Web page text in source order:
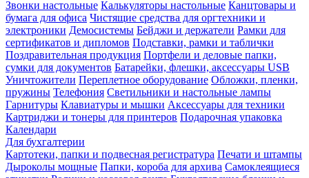
Звонки настольные Калькуляторы настольные Канцтовары и
бумага для офиса Чистящие средства для оргтехники и
электроники Демосистемы Бейджи и держатели Рамки для
сертификатов и дипломов Подставки, рамки и таблички
Поздравительная продукция Портфели и деловые папки,
сумки для документов Батарейки, флешки, аксессуары USB
Уничтожители Переплетное оборудование Обложки, пленки,
пружины Телефония Светильники и настольные лампы
Гарнитуры Клавиатуры и мышки Аксессуары для техники
Картриджи и тонеры для принтеров Подарочная упаковка
Календари
Для бухгалтерии
Картотеки, папки и подвесная регистратура Печати и штампы
Дыроколы мощные Папки, короба для архива Самоклеящиеся